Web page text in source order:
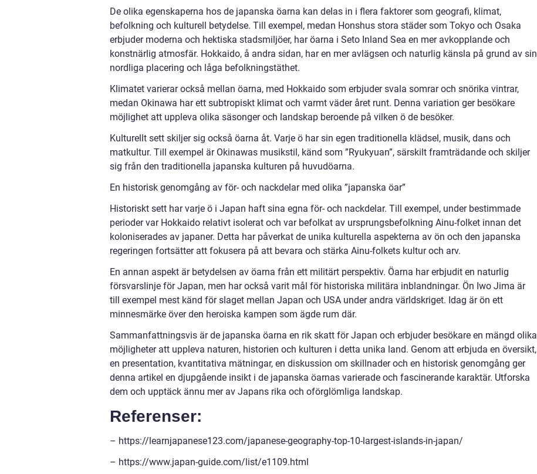
De olika egenskaperna hos de japanska öarna kan delas in i flera faktorer som geografi, klimat,
befolkning och kulturell betydelse. Till exempel, medan Honshus stora städer som Tokyo och Osaka
erbjuder moderna och hektiska stadsmiljöer, har öarna i Seto Inland Sea en mer avkopplande och
konstnärlig atmosfär. Hokkaido, å andra sidan, har en mer avlägsen och naturlig känsla på grund av sin
nordliga placering och låga befolkningstäthet.
Klimatet varierar också mellan öarna, med Hokkaido som erbjuder svala somrar och snörika vintrar,
medan Okinawa har ett subtropiskt klimat och varmt väder året runt. Denna variation ger besökare
möjlighet att uppleva olika säsonger och landskap beroende på vilken ö de besöker.
Kulturellt sett skiljer sig också öarna åt. Varje ö har sin egen traditionella klädsel, musik, dans och
matkultur. Till exempel är Okinawas musikstil, känd som ”Ryukyuan”, särskilt framträdande och skiljer
sig från den traditionella japanska kulturen på huvudöarna.
En historisk genomgång av för- och nackdelar med olika ”japanska öar”
Historiskt sett har varje ö i Japan haft sina egna för- och nackdelar. Till exempel, under bestimmade
perioder var Hokkaido relativt isolerat och var befolkat av ursprungsbefolkning Ainu-folket innan det
koloniserades av japaner. Detta har påverkat de unika kulturella aspekterna av ön och den japanska
regeringen fortsätter att fokusera på att bevara och stärka Ainu-folkets kultur och arv.
En annan aspekt är betydelsen av öarna från ett militärt perspektiv. Öarna har erbjudit en naturlig
försvarslinje för Japan, men har också varit mål för historiska militära inblandningar. Ön Iwo Jima är
till exempel mest känd för slaget mellan Japan och USA under andra världskriget. Idag är ön ett
minnesmärke över den heroiska kampen som ägde rum där.
Sammanfattningsvis är de japanska öarna en rik skatt för Japan och erbjuder besökare en mängd olika
möjligheter att uppleva naturen, historien och kulturen i detta unika land. Genom att erbjuda en översikt,
en presentation, kvantitativa mätningar, en diskussion om skillnader och en historisk genomgång ger
denna artikel en djupgående insikt i de japanska öarnas varierade och fascinerande karaktär. Utforska
dem och upptäck ännu mer av Japans rika och oförglömliga landskap.
Referenser:
– https://learnjapanese123.com/japanese-geography-top-10-largest-islands-in-japan/
– https://www.japan-guide.com/list/e1109.html